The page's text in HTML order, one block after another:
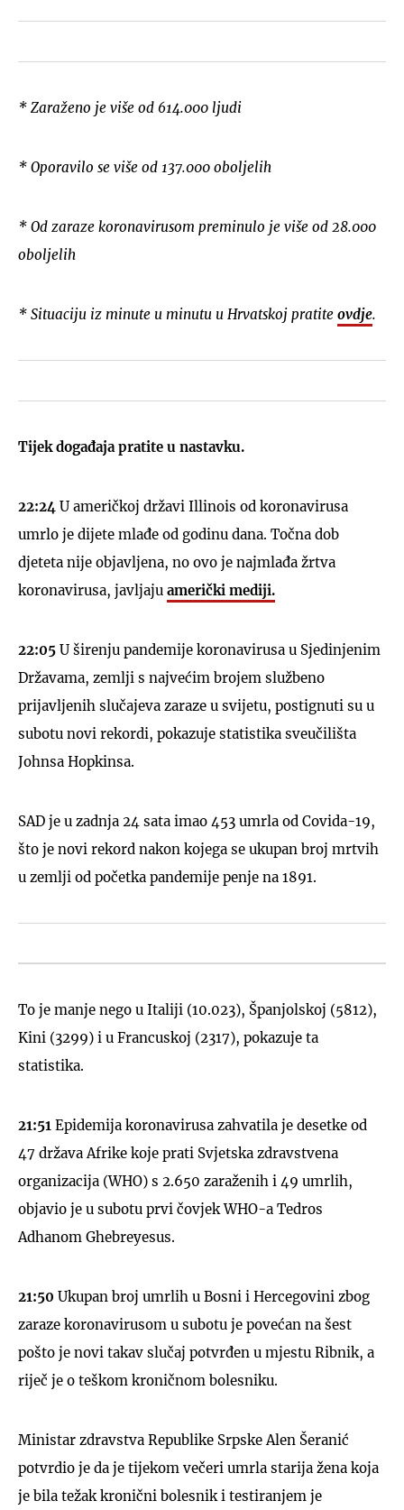
* Zaraženo je više od 614.000 ljudi
* Oporavilo se više od 137.000 oboljelih
* Od zaraze koronavirusom preminulo je više od 28.000
oboljelih
* Situaciju iz minute u minutu u Hrvatskoj pratite ovdje.
Tijek događaja pratite u nastavku.
22:24 U američkoj državi Illinois od koronavirusa
umrlo je dijete mlađe od godinu dana. Točna dob
djeteta nije objavljena, no ovo je najmlađa žrtva
koronavirusa, javljaju američki mediji.
22:05 U širenju pandemije koronavirusa u Sjedinjenim
Državama, zemlji s najvećim brojem službeno
prijavljenih slučajeva zaraze u svijetu, postignuti su u
subotu novi rekordi, pokazuje statistika sveučilišta
Johnsa Hopkinsa.
SAD je u zadnja 24 sata imao 453 umrla od Covida-19,
što je novi rekord nakon kojega se ukupan broj mrtvih
u zemlji od početka pandemije penje na 1891.
To je manje nego u Italiji (10.023), Španjolskoj (5812),
Kini (3299) i u Francuskoj (2317), pokazuje ta
statistika.
21:51 Epidemija koronavirusa zahvatila je desetke od
47 država Afrike koje prati Svjetska zdravstvena
organizacija (WHO) s 2.650 zaraženih i 49 umrlih,
objavio je u subotu prvi čovjek WHO-a Tedros
Adhanom Ghebreyesus.
21:50 Ukupan broj umrlih u Bosni i Hercegovini zbog
zaraze koronavirusom u subotu je povećan na šest
pošto je novi takav slučaj potvrđen u mjestu Ribnik, a
riječ je o teškom kroničnom bolesniku.
Ministar zdravstva Republike Srpske Alen Šeranić
potvrdio je da je tijekom večeri umrla starija žena koja
je bila težak kronični bolesnik i testiranjem je